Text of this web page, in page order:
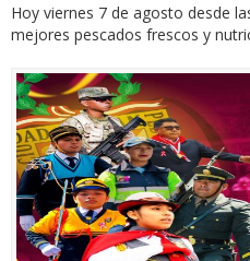
Hoy viernes 7 de agosto desde
mejores pescados frescos y